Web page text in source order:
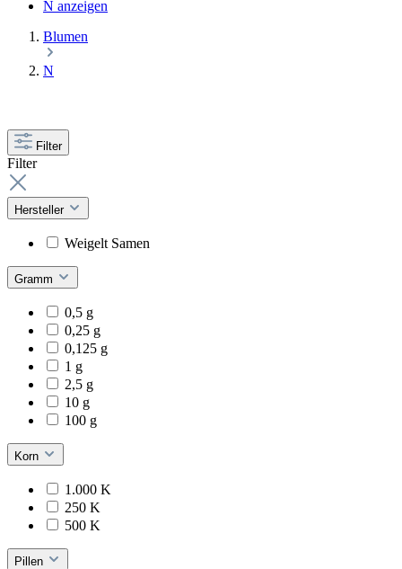
N anzeigen
Blumen
N
Filter
Filter
Hersteller
Weigelt Samen
Gramm
0,5 g
0,25 g
0,125 g
1 g
2,5 g
10 g
100 g
Korn
1.000 K
250 K
500 K
Pillen